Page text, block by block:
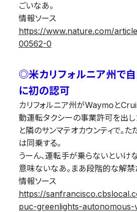
ごいなあ。
情報ソース
https://www.nature.com/
00562-0
◎米カリフォルニア州で
に初の認可
カリフォルニア州がWaymoと
動運転タクシーの事業許可を出し
と隣のサンマテオカウンティで。
は同乗する。
うーん、運転手が乗らないといけ
意味ないなあ。まあ段階的な解禁
情報ソース
https://
puc-greenlights-autonomous-